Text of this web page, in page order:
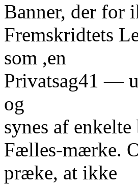
Banner, der for
Fremskridtets
som ,en
Privatsag41 —
og
synes af
Fælles-mærke.
præke, at ikke